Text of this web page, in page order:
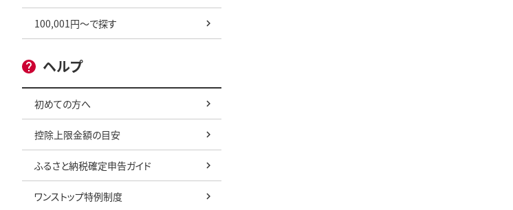
100,001円～で探す
ヘルプ
初めての方へ
控除上限金額の目安
ふるさと納税確定申告ガイド
ワンストップ特例制度